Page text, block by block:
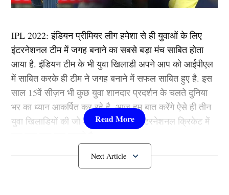
IPL 2022: इंडियन प्रीमियर लीग हमेशा से ही युवाओं के लिए
इंटरनेशनल टीम में जगह बनाने का सबसे बड़ा मंच साबित होता
आया है. इंडियन टीम के भी युवा खिलाडी अपने आप को आईपीएल
में साबित करके ही टीम ने जगह बनाने में सफल साबित हुए है. इस
साल 15वें सीज़न भी कुछ युवा शानदार प्रदर्शन के चलते दुनिया
भर का ध्यान आकर्षित कर रहे है. आज हम बात करेंगे ऐसे ही तीन
युवा खिलाडियों की जो आने वाले समय में इंटरनेशनल क्रिकेट में
1. उमरान मालिक